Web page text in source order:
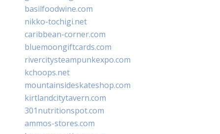
basilfoodwine.com
nikko-tochigi.net
caribbean-corner.com
bluemoongiftcards.com
rivercitysteampunkexpo.com
kchoops.net
mountainsideskateshop.com
kirtlandcitytavern.com
301nutritionspot.com
ammos-stores.com